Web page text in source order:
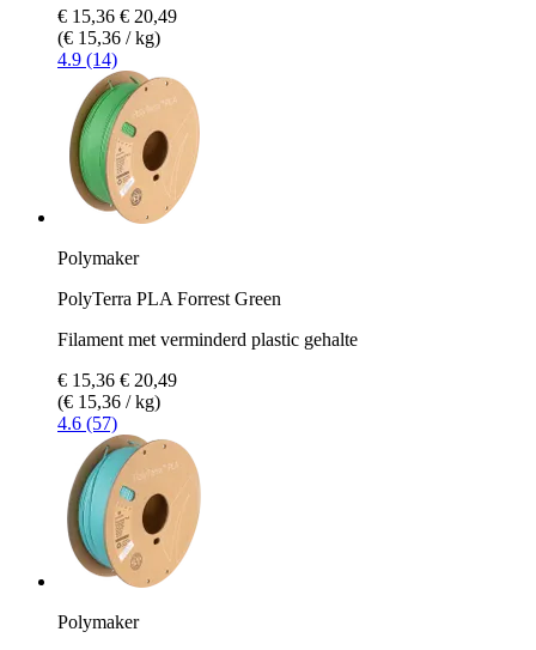
€ 15,36 € 20,49
(€ 15,36 / kg)
4.9 (14)
Polymaker
PolyTerra PLA Forrest Green
Filament met verminderd plastic gehalte
€ 15,36 € 20,49
(€ 15,36 / kg)
4.6 (57)
Polymaker